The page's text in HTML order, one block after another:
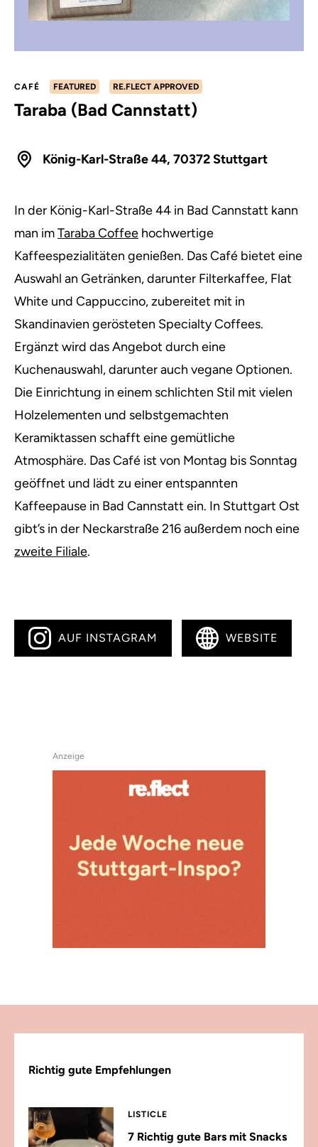
CAFÉ FEATURED RE.FLECT APPROVED
Taraba (Bad Cannstatt)
König-Karl-Straße 44, 70372 Stuttgart
In der König-Karl-Straße 44 in Bad Cannstatt kann
man imTaraba Coffee hochwertige
Kaffeespezialitäten genießen. Das Café bietet eine
Auswahl an Getränken, darunter Filterkaffee, Flat
White und Cappuccino, zubereitet mit in
Skandinavien gerösteten Specialty Coffees.
Ergänzt wird das Angebot durch eine
Kuchenauswahl, darunter auch vegane Optionen.
Die Einrichtung in einem schlichten Stil mit vielen
Holzelementen und selbstgemachten
Keramiktassen schafft eine gemütliche
Atmosphäre. Das Café ist von Montag bis Sonntag
geöffnet und lädt zu einer entspannten
Kaffeepause in Bad Cannstatt ein. In Stuttgart Ost
gibt’s in der Neckarstraße 216 außerdem noch eine
zweite Filiale.
AUF INSTAGRAM WEBSITE
Anzeige
Richtig gute Empfehlungen
LISTICLE
7 Richtig gute Bars mit Snacks